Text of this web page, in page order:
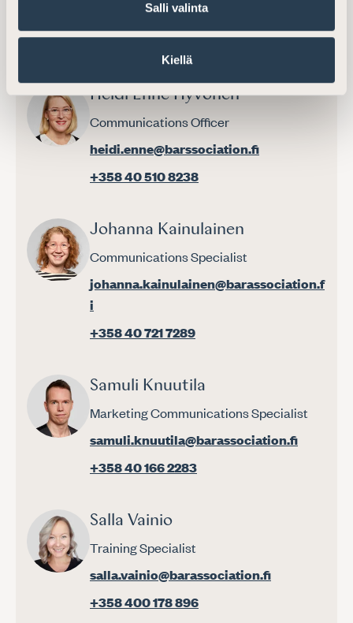
Salli valinta
Kiellä
liisa.karttunen@barassociation.fi
+358 44 333 0512
Heidi Enne Hyvönen
Communications Officer
heidi.enne@barssociation.fi
+358 40 510 8238
Johanna Kainulainen
Communications Specialist
johanna.kainulainen@barassociation.f
i
+358 40 721 7289
Samuli Knuutila
Marketing Communications Specialist
samuli.knuutila@barassociation.fi
+358 40 166 2283
Salla Vainio
Training Specialist
salla.vainio@barassociation.fi
+358 400 178 896